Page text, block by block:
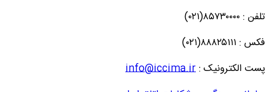
تلفن : ۸۵۷۳۰۰۰۰(۰۲۱)
فکس : ۸۸۸۲۵۱۱۱(۰۲۱)
پست الکترونیک :info@iccima.ir